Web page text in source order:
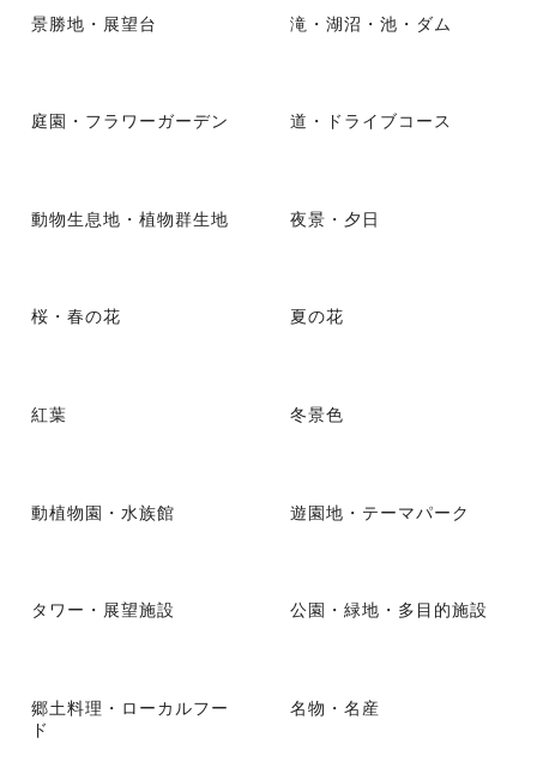
景勝地・展望台 滝・湖沼・池・ダム
庭園・フラワーガーデン 道・ドライブコース
動物生息地・植物群生地 夜景・夕日
桜・春の花 夏の花
紅葉 冬景色
動植物園・水族館 遊園地・テーマパーク
タワー・展望施設 公園・緑地・多目的施設
郷土料理・ローカルフー
ド
名物・名産